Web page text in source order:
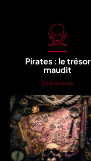
Pirates : le trésor
maudit
2 à 6 Joueurs